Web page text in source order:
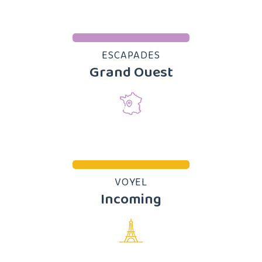
ESCAPADES
Grand Ouest
VOYEL
Incoming